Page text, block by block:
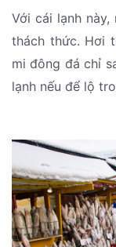
Với cái lạnh
thách thức. Hơi
mi đông đá chỉ
lạnh nếu để lộ